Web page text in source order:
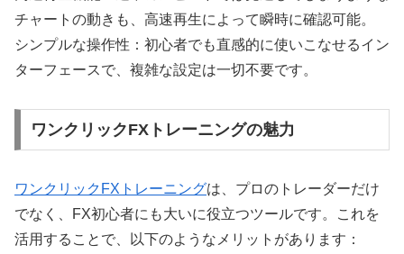
チャートの動きも、高速再生によって瞬時に確認可能。
シンプルな操作性：初心者でも直感的に使いこなせるイン
ターフェースで、複雑な設定は一切不要です。
ワンクリックFXトレーニングの魅力
ワンクリックFXトレーニングは、プロのトレーダーだけ
でなく、FX初心者にも大いに役立つツールです。これを
活用することで、以下のようなメリットがあります：